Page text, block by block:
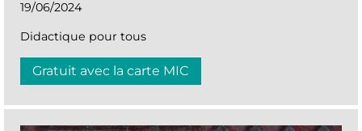
19/06/2024
Didactique pour tous
Gratuit avec la carte MIC